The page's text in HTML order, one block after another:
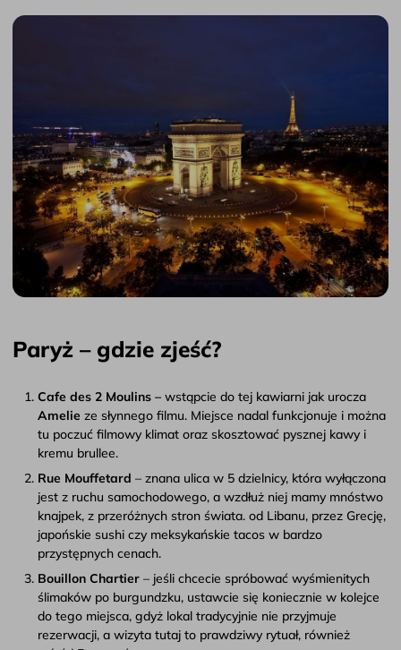
Paryż – gdzie zjeść?
Cafe des 2 Moulins – wstąpcie do tej kawiarni jak urocza
Amelie ze słynnego filmu. Miejsce nadal funkcjonuje i można
tu poczuć filmowy klimat oraz skosztować pysznej kawy i
kremu brullee.
Rue Mouffetard – znana ulica w 5 dzielnicy, która wyłączona
jest z ruchu samochodowego, a wzdłuż niej mamy mnóstwo
knajpek, z przeróżnych stron świata. od Libanu, przez Grecję,
japońskie sushi czy meksykańskie tacos w bardzo
przystępnych cenach.
Bouillon Chartier – jeśli chcecie spróbować wyśmienitych
ślimaków po burgundzku, ustawcie się koniecznie w kolejce
do tego miejsca, gdyż lokal tradycyjnie nie przyjmuje
rezerwacji, a wizyta tutaj to prawdziwy rytuał, również